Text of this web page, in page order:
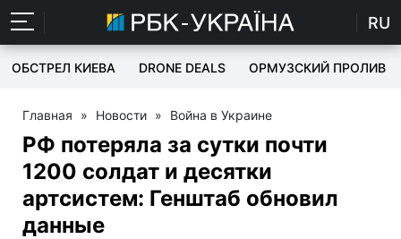
RU
ОБСТРЕЛ КИЕВА DRONE DEALS ОРМУЗСКИЙ ПРОЛИВ
Главная » Новости » Война в Украине
РФ потеряла за сутки почти
1200 солдат и десятки
артсистем: Генштаб обновил
данные